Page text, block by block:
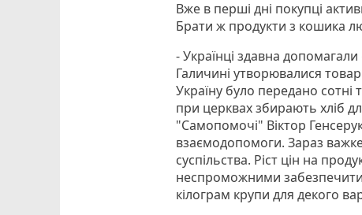
Вже в перші дні покупці
Брати ж продукти з кошика
- Українці здавна
Галичині утворювалися
Україну було передано сотні
при церквах збирають хліб
"Самопомочі" Віктор
взаємодопомоги. Зараз
суспільства. Ріст цін на
неспроможними
кілограм крупи для декого